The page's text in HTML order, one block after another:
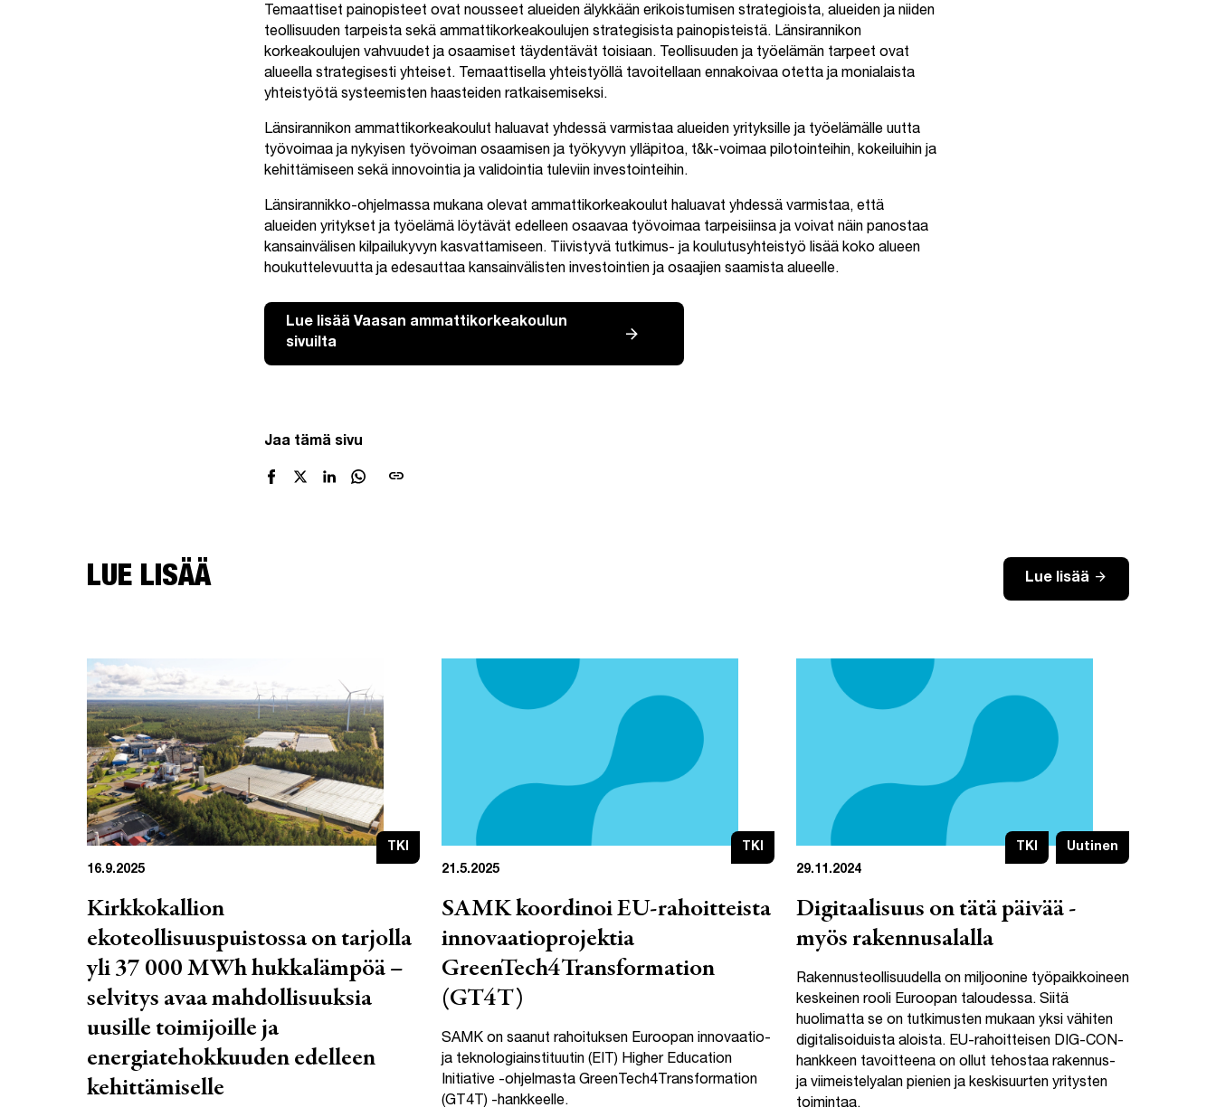
Temaattiset painopisteet ovat nousseet alueiden älykkään erikoistumisen strategioista, alueiden ja niiden
teollisuuden tarpeista sekä ammattikorkeakoulujen strategisista painopisteistä. Länsirannikon
korkeakoulujen vahvuudet ja osaamiset täydentävät toisiaan. Teollisuuden ja työelämän tarpeet ovat
alueella strategisesti yhteiset. Temaattisella yhteistyöllä tavoitellaan ennakoivaa otetta ja monialaista
yhteistyötä systeemisten haasteiden ratkaisemiseksi.
Länsirannikon ammattikorkeakoulut haluavat yhdessä varmistaa alueiden yrityksille ja työelämälle uutta
työvoimaa ja nykyisen työvoiman osaamisen ja työkyvyn ylläpitoa, t&k-voimaa pilotointeihin, kokeiluihin ja
kehittämiseen sekä innovointia ja validointia tuleviin investointeihin.
Länsirannikko-ohjelmassa mukana olevat ammattikorkeakoulut haluavat yhdessä varmistaa, että
alueiden yritykset ja työelämä löytävät edelleen osaavaa työvoimaa tarpeisiinsa​ ja voivat näin panostaa
kansainvälisen kilpailukyvyn kasvattamiseen. Tiivistyvä tutkimus- ja koulutusyhteistyö lisää koko alueen
houkuttelevuutta ja edesauttaa kansainvälisten investointien ja osaajien saamista alueelle.
Lue lisää Vaasan ammattikorkeakoulun
sivuilta
Jaa tämä sivu
link
LUE LISÄÄ Lue lisää arrow_forward
TKI
16.9.2025
Kirkkokallion
ekoteollisuuspuistossa on tarjolla
yli 37 000 MWh hukkalämpöä –
selvitys avaa mahdollisuuksia
uusille toimijoille ja
energiatehokkuuden edelleen
kehittämiselle
TKI
21.5.2025
SAMK koordinoi EU-rahoitteista
innovaatioprojektia
GreenTech4Transformation
(GT4T)
SAMK on saanut rahoituksen Euroopan innovaatio-
ja teknologiainstituutin (EIT) Higher Education
Initiative -ohjelmasta GreenTech4Transformation
(GT4T) -hankkeelle.
TKI
Uutinen
29.11.2024
Digitaalisuus on tätä päivää -
myös rakennusalalla
Rakennusteollisuudella on miljoonine työpaikkoineen
keskeinen rooli Euroopan taloudessa. Siitä
huolimatta se on tutkimusten mukaan yksi vähiten
digitalisoiduista aloista. EU-rahoitteisen DIG-CON-
hankkeen tavoitteena on ollut tehostaa rakennus-
ja viimeistelyalan pienien ja keskisuurten yritysten
toimintaa.